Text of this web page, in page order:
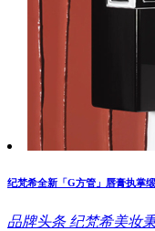
纪梵希全新「G方管」唇膏执掌
品牌头条 纪梵希美妆